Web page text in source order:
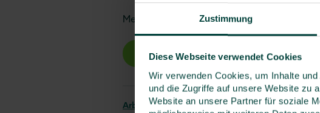
Zustimmung
Diese Webseite verwendet Cookies
Wir verwenden Cookies, um Inhalte
und die Zugriffe auf unsere Website zu
Website an unsere Partner für soziale
Menschen verstehen und motivieren
Details & Buchung
Arbeits­medizin Assistenz